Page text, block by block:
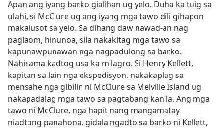
Apan ang iyang barko gialihan ug yelo. Duha ka tuig sa
ulahi, si McClure ug ang iyang mga tawo dili gihapon
makalusot sa yelo. Sa dihang daw nawad-an nag
paglaom, hinunoa, sila nakakitag mga tawo sa
kapunawpunawan nga nagpadulong sa barko.
Nahisama kadtog usa ka milagro. Si Henry Kellett,
kapitan sa lain nga ekspedisyon, nakakaplag sa
mensahe nga gibilin ni McClure sa Melville Island ug
nakapadalag mga tawo sa pagtabang kanila. Ang mga
tawo ni McClure, nga hapit nang mangamatay
niadtong panahona, gidala ngadto sa barko ni Kellett,